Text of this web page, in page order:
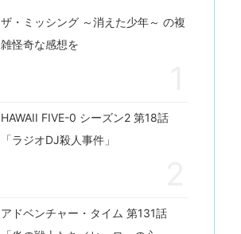
ザ・ミッシング ～消えた少年～ の複
雑怪奇な感想を
HAWAII FIVE-0 シーズン2 第18話
「ラジオDJ殺人事件」
アドベンチャー・タイム 第131話